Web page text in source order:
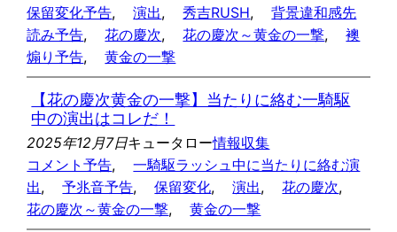
保留変化予告, 演出, 秀吉RUSH,
背景違和感先
読み予告, 花の慶次, 花の慶次～黄金の一撃,
襖
煽り予告, 黄金の一撃
【花の慶次黄金の一撃】当たりに絡む一騎駆
中の演出はコレだ！
2025年12月7日キュータロー情報収集
コメント予告,
一騎駆ラッシュ中に当たりに絡む演
出, 予兆音予告, 保留変化, 演出, 花の慶次
花の慶次～黄金の一撃, 黄金の一撃